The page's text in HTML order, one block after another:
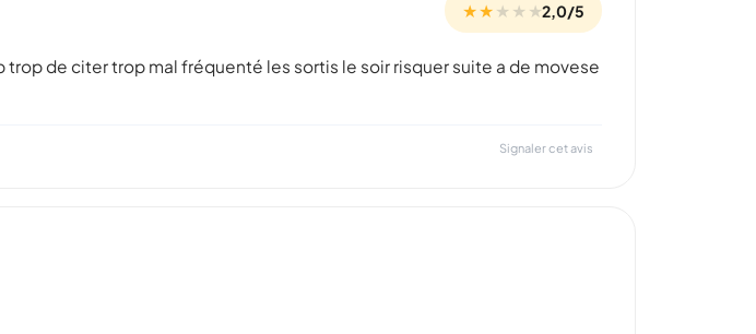
★ ★★ ★ ★2,0/5
de citer trop mal fréquenté les sortis le soir risquer suite a de movese
Signaler cet avis